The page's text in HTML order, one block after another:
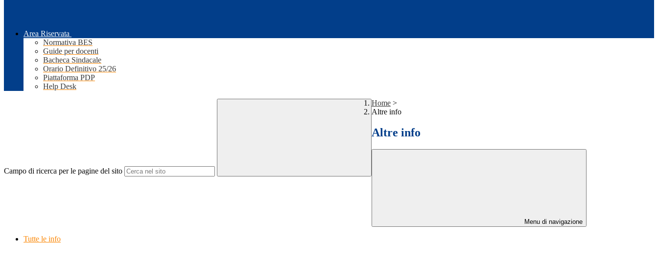
Area Riservata
Normativa BES
Guide per docenti
Bacheca Sindacale
Orario Definitivo 25/26
Piattaforma PDP
Help Desk
Campo di ricerca per le pagine del sito
Home >
Altre info
Altre info
Menu di navigazione
Tutte le info